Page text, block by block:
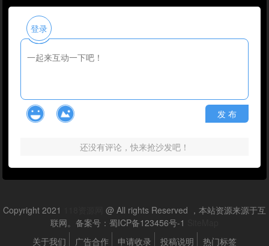
登录
发 布
还没有评论，快来抢沙发吧！
Copyright 2021
@ All rights Reserved ，本站资源来源于互
联网。备案号：蜀ICP备123456号-1
关于我们
广告合作 申请收录 投稿说明 热门标签